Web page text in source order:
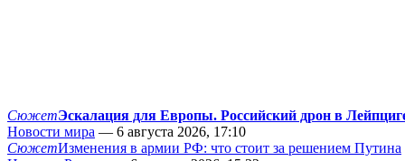
СюжетЭскалация для Европы. Российский дрон в
Новости мира — 6 августа 2026, 17:10
СюжетИзменения в армии РФ: что стоит за решением Путина